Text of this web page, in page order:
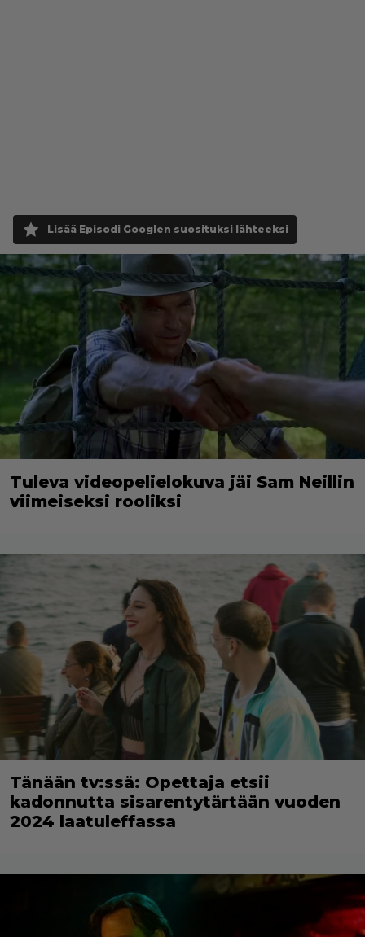
Lisää Episodi Googlen suosituksi lähteeksi
Tuleva videopelielokuva jäi Sam Neillin
viimeiseksi rooliksi
Tänään tv:ssä: Opettaja etsii
kadonnutta sisarentytärtään vuoden
2024 laatuleffassa